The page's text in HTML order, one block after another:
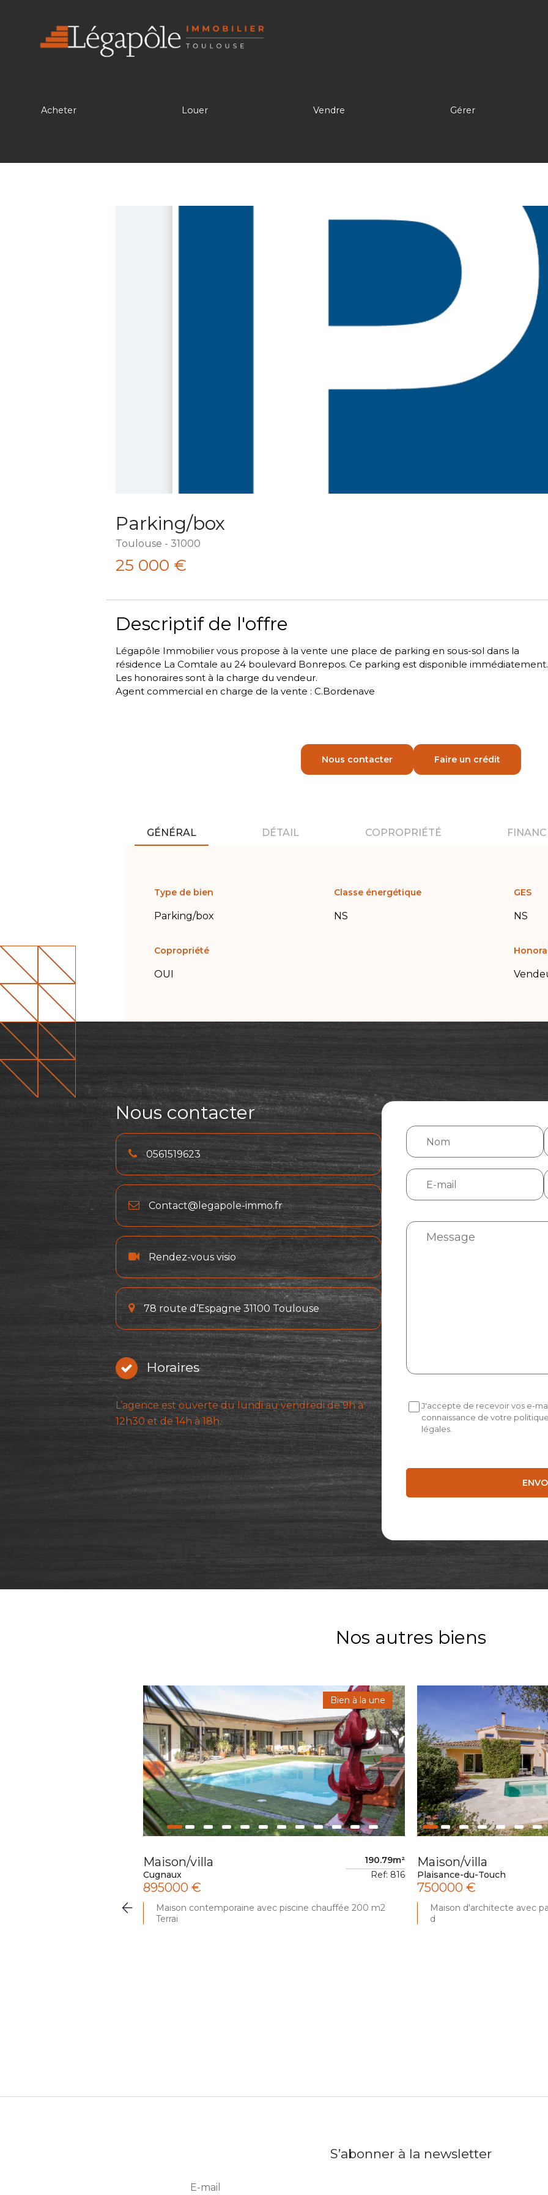
Acheter Louer Vendre Gérer
Parking/box
Toulouse - 31000
25 000 €
Descriptif de l'offre
Légapôle Immobilier vous propose à la vente une place de parking en sous-sol dans la
résidence La Comtale au 24 boulevard Bonrepos. Ce parking est disponible immédiatement.
Les honoraires sont à la charge du vendeur.
Agent commercial en charge de la vente : C.Bordenave
Nous contacter Faire un crédit
GÉNÉRAL DÉTAIL COPROPRIÉTÉ
Type de bien
Parking/box
Classe énergétique
NS
GES
NS
Copropriété
OUI
Nous contacter
0561519623
Contact@legapole-immo.fr
Rendez-vous visio
78 route d’Espagne 31100 Toulouse
Horaires
L’agence est ouverte du lundi au vendredi de 9h à
12h30 et de 14h à 18h.
J'accepte de recevoir vos e-
connaissance de votre
légales.
Nos autres biens
Bien à la une
Maison/villa
190.79m²
Cugnaux
Ref: 816
895000 €
Maison contemporaine avec piscine chauffée 200 m2
Terrai
Maison/villa
Plaisance-du-Touch
750000 €
Maison d'architecte avec
d
S’abonner à la newsletter